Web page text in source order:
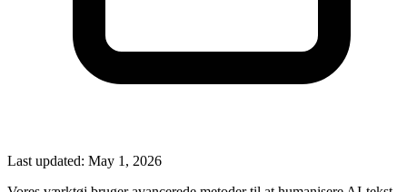
Last updated: May 1, 2026